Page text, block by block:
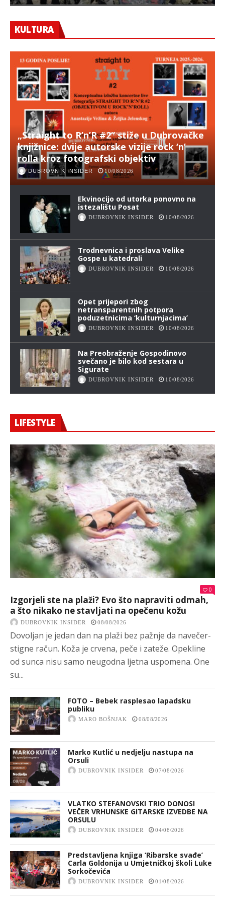
KULTURA
„Straight to R’n’R #2“ stiže u Dubrovačke
knjižnice: dvije autorske vizije rock ‘n’
rolla kroz fotografski objektiv
DUBROVNIK INSIDER 10/08/2026
Ekvinocijo od utorka ponovno na
istezalištu Posat
DUBROVNIK INSIDER 10/08/2026
Trodnevnica i proslava Velike
Gospe u katedrali
DUBROVNIK INSIDER 10/08/2026
Opet prijepori zbog
netransparentnih potpora
poduzetnicima ‘kulturnjacima’
DUBROVNIK INSIDER 10/08/2026
Na Preobraženje Gospodinovo
svečano je bilo kod sestara u
Sigurate
DUBROVNIK INSIDER 10/08/2026
LIFESTYLE
0
Izgorjeli ste na plaži? Evo što napraviti odmah,
a što nikako ne stavljati na opečenu kožu
DUBROVNIK INSIDER 08/08/2026
Dovoljan je jedan dan na plaži bez pažnje da navečer-
stigne račun. Koža je crvena, peče i zateže. Opekline
od sunca nisu samo neugodna ljetna uspomena. One
su...
FOTO – Bebek rasplesao lapadsku
publiku
MARO BOŠNJAK 08/08/2026
Marko Kutlić u nedjelju nastupa na
Orsuli
DUBROVNIK INSIDER 07/08/2026
VLATKO STEFANOVSKI TRIO DONOSI
VEČER VRHUNSKE GITARSKE IZVEDBE NA
ORSULU
DUBROVNIK INSIDER 04/08/2026
Predstavljena knjiga ‘Ribarske svađe’
Carla Goldonija u Umjetničkoj školi Luke
Sorkočevića
DUBROVNIK INSIDER 01/08/2026